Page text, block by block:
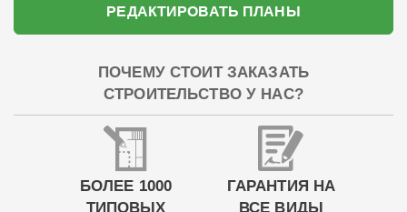
РЕДАКТИРОВАТЬ ПЛАНЫ
ПОЧЕМУ СТОИТ ЗАКАЗАТЬ
СТРОИТЕЛЬСТВО У НАС?
БОЛЕЕ 1000
ГАРАНТИЯ НА